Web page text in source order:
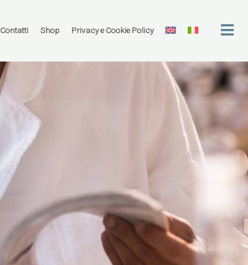
Contatti Shop Privacy e Cookie Policy